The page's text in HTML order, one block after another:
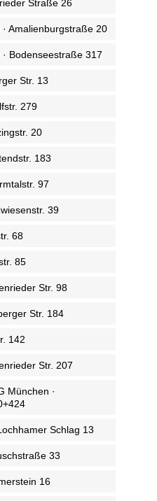
Straße 26
Amalienburgstraße 20
Bodenseestraße 317
Str. 13
279
20
183
97
39
68
85
Str. 98
Str. 184
142
Str. 207
München ·
Schlag 13
33
16